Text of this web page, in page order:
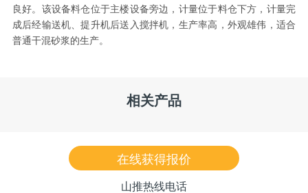
良好。该设备料仓位于主楼设备旁边，计量位于料仓下方，计量完
成后经输送机、提升机后送入搅拌机，生产率高，外观雄伟，适合
普通干混砂浆的生产。
相关产品
在线获得报价
山推热线电话